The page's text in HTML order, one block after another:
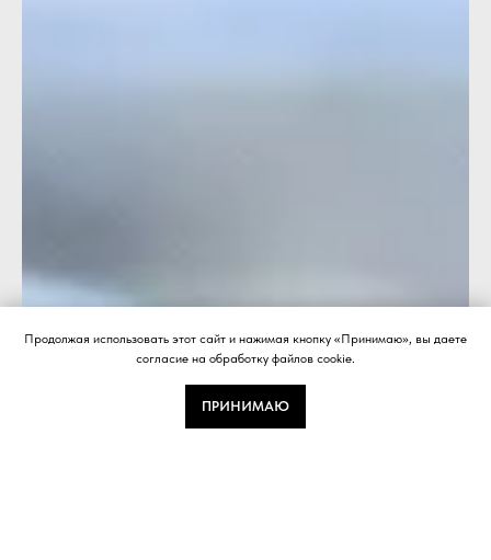
Продолжая использовать этот сайт и нажимая кнопку «Принимаю», вы даете
согласие на обработку файлов cookie.
ПРИНИМАЮ